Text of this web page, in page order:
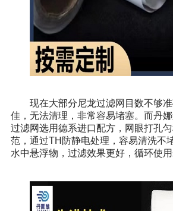
现在大部分尼龙过滤网目数不够
佳，无法清理，非常容易堵塞。而丹
过滤网选用德系进口配方，网眼打孔
范，通过TH防静电处理，容易清洗不
水中悬浮物，过滤效果更好，循环使用